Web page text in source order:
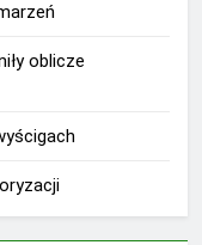
oblicze